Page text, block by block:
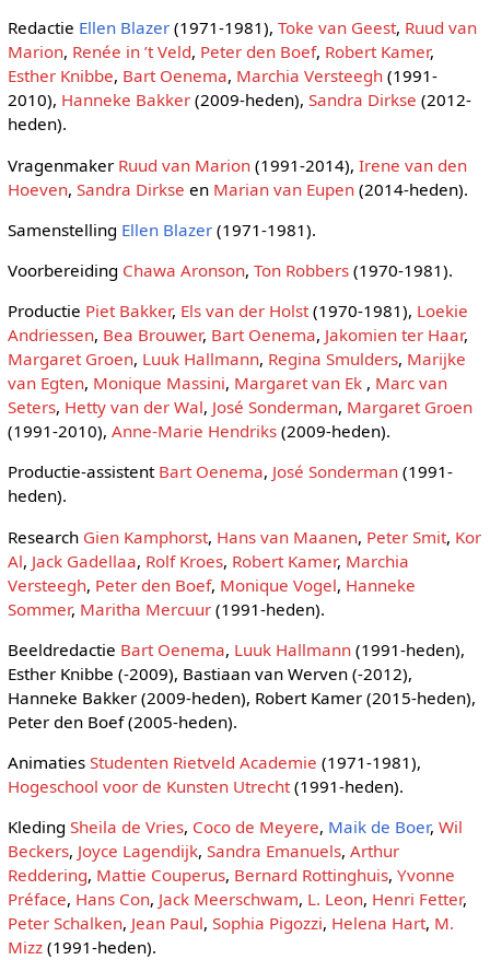
Redactie Ellen Blazer(1971-1981), Toke van Geest, Ruud van
Marion, Renée in ’t Veld, Peter den Boef, Robert Kamer,
Esther Knibbe, Bart Oenema, Marchia Versteegh(1991-
2010), Hanneke Bakker(2009-heden), Sandra Dirkse (2012-
heden).
Vragenmaker Ruud van Marion(1991-2014), Irene van den
Hoeven, Sandra Dirkse en Marian van Eupen(2014-heden).
Samenstelling Ellen Blazer(1971-1981).
Voorbereiding Chawa Aronson, Ton Robbers(1970-1981).
Productie Piet Bakker, Els van der Holst(1970-1981), Loekie
Andriessen, Bea Brouwer, Bart Oenema, Jakomien ter Haar,
Margaret Groen, Luuk Hallmann, Regina Smulders, Marijke
van Egten, Monique Massini, Margaret van Ek, Marc van
Seters, Hetty van der Wal, José Sonderman, Margaret Groen
(1991-2010), Anne-Marie Hendriks(2009-heden).
Productie-assistent Bart Oenema, José Sonderman(1991-
heden).
Research Gien Kamphorst, Hans van Maanen, Peter Smit, Kor
Al, Jack Gadellaa, Rolf Kroes, Robert Kamer, Marchia
Versteegh, Peter den Boef, Monique Vogel, Hanneke
Sommer, Maritha Mercuur(1991-heden).
Beeldredactie Bart Oenema, Luuk Hallmann(1991-heden),
Esther Knibbe (-2009), Bastiaan van Werven (-2012),
Hanneke Bakker (2009-heden), Robert Kamer (2015-heden),
Peter den Boef (2005-heden).
Animaties Studenten Rietveld Academie (1971-1981),
Hogeschool voor de Kunsten Utrecht(1991-heden).
Kleding Sheila de Vries, Coco de Meyere, Maik de Boer, Wil
Beckers, Joyce Lagendijk, Sandra Emanuels, Arthur
Reddering, Mattie Couperus, Bernard Rottinghuis, Yvonne
Préface, Hans Con, Jack Meerschwam, L. Leon, Henri Fetter,
Peter Schalken, Jean Paul, Sophia Pigozzi, Helena Hart, M.
Mizz(1991-heden).